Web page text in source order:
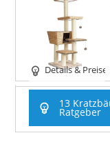
Details & Preise
13
Ratgeber